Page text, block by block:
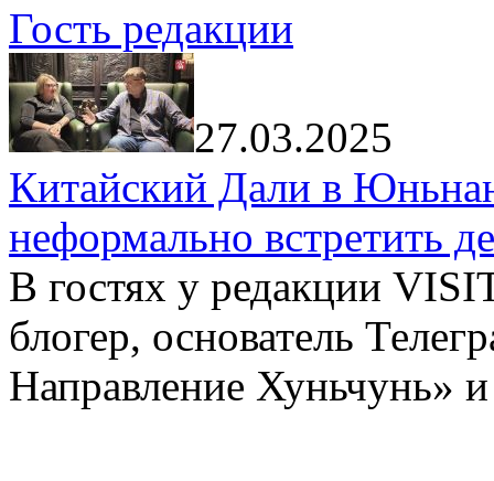
Гость редакции
27.03.2025
Китайский Дали в
неформально встретить
В гостях у редакции
блогер, основатель
Направление Хуньчунь»